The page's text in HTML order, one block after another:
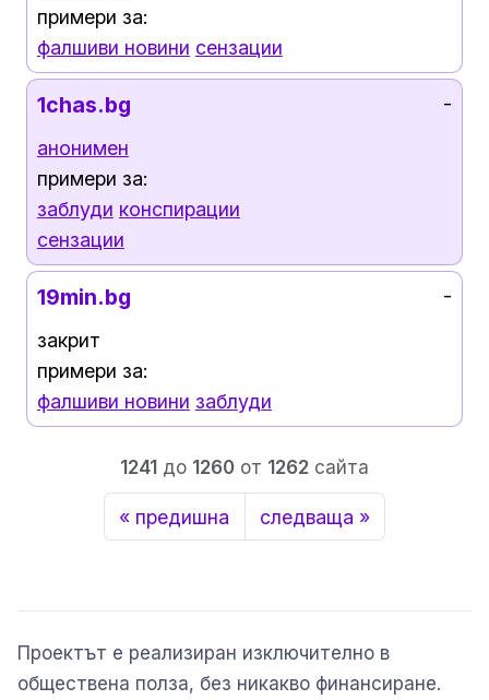
примери за:
фалшиви новини сензации
1chas.bg
анонимен
примери за:
заблуди конспирации
сензации
-
19min.bg
закрит
примери за:
фалшиви новини заблуди
-
1241 до 1260 от 1262 сайта
« предишна следваща »
Проектът е реализиран изключително в
обществена полза, без никакво финансиране.